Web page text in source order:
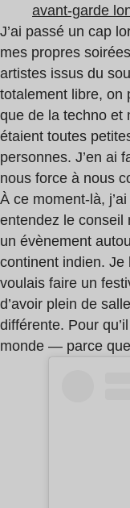
avant-garde
J’ai passé un cap
mes propres
artistes issus du
totalement libre, on
que de la techno et
étaient toutes
personnes. J’en ai
nous force à nous
À ce moment-là,
entendez le
un évènement
continent indien. Je
voulais faire un
d’avoir plein de
différente. Pour
monde — parce